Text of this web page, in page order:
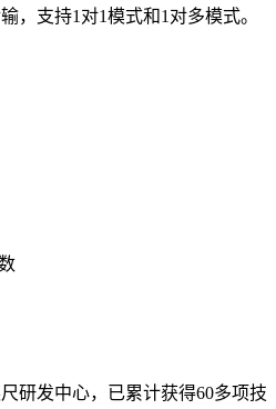
，支持1对1模式和1对多模式。
研发中心，已累计获得60多项技